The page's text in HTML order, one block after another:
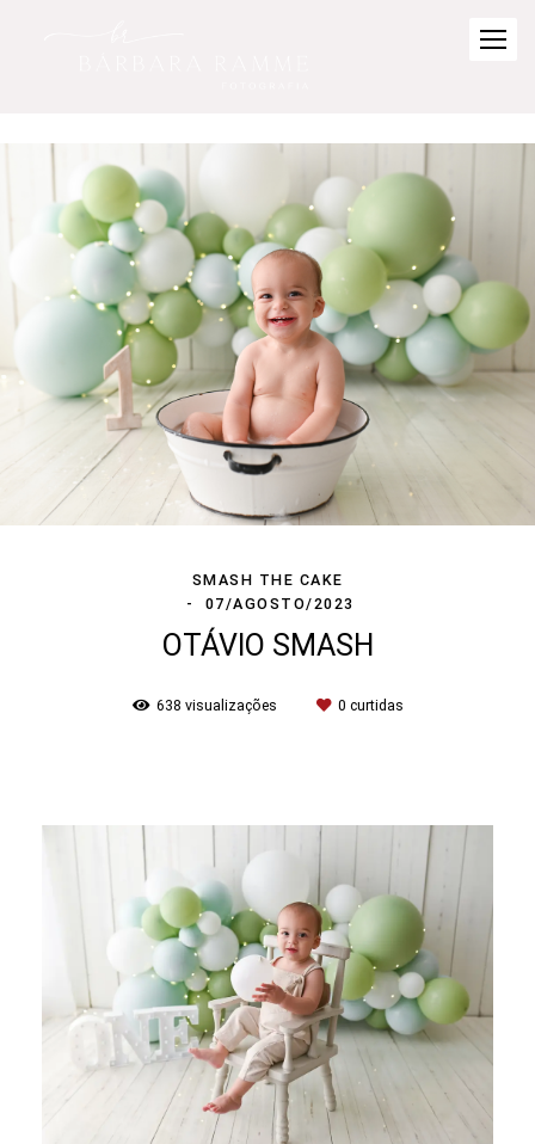
SMASH THE CAKE
07/AGOSTO/2023
OTÁVIO SMASH
638 visualizações 0 curtidas